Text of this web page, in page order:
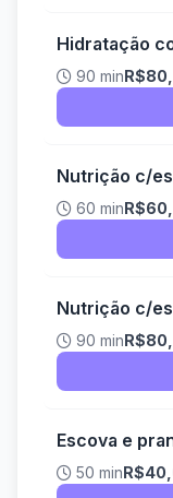
Hidratação
90 min
Nutrição c/
60 min
Nutrição c/
90 min
Escova e
50 min